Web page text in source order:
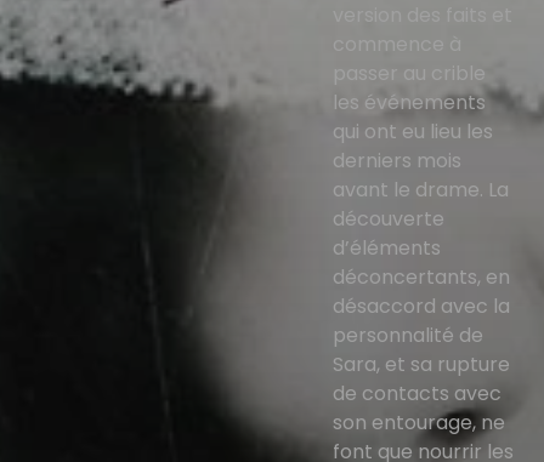
version des faits et
commence à
passer au crible
les événements
qui ont eu lieu les
derniers mois
avant le drame. La
découverte
d’éléments
déconcertants, en
désaccord avec la
personnalité de
Sara, et sa rupture
de contacts avec
son entourage, ne
font que nourrir les